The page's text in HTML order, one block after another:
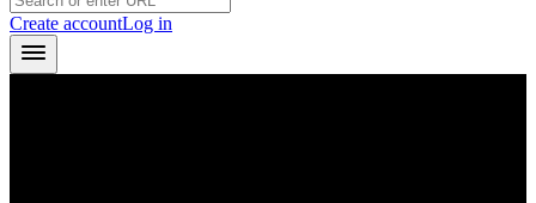
Create accountLog in